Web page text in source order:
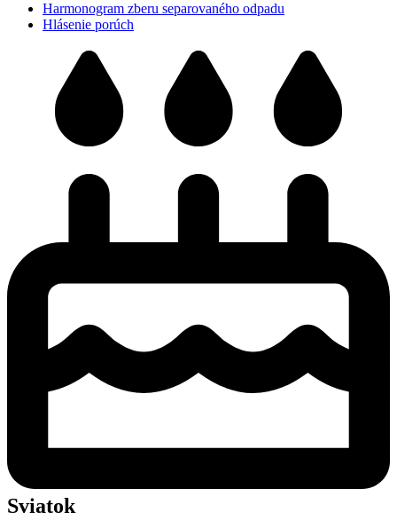
Harmonogram zberu separovaného odpadu
Hlásenie porúch
Sviatok